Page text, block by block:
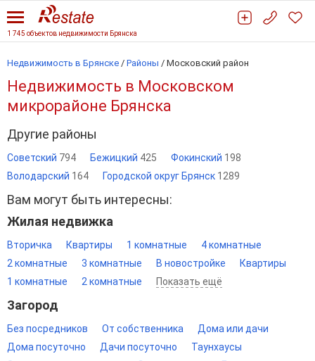
1 745 объектов недвижимости Брянска
Недвижимость в Брянске / Районы / Московский район
Недвижимость в Московском
микрорайоне Брянска
Другие районы
Советский 794 Бежицкий 425 Фокинский 198
Володарский 164 Городской округ Брянск 1289
Вам могут быть интересны:
Жилая недвижка
Вторичка Квартиры 1 комнатные
4 комнатные
2 комнатные
3 комнатные В новостройке
Квартиры
1 комнатные
2 комнатные Показать ещё
Загород
Без посредников От собственника
Дома или дачи
Дома посуточно
Дачи посуточно
Таунхаусы